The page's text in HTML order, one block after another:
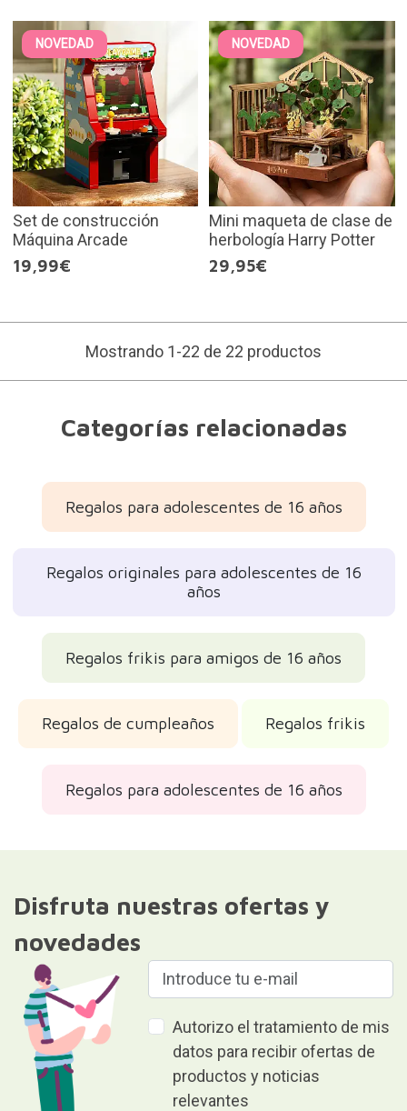
NOVEDAD
Set de construcción
Máquina Arcade
19,99€
NOVEDAD
Mini maqueta de clase de
herbología Harry Potter
29,95€
Mostrando 1-22 de 22 productos
Categorías relacionadas
Regalos para adolescentes de 16 años
Regalos originales para adolescentes de 16
años
Regalos frikis para amigos de 16 años
Regalos de cumpleaños Regalos frikis
Regalos para adolescentes de 16 años
Disfruta nuestras ofertas y
novedades
Autorizo el tratamiento de mis
datos para recibir ofertas de
productos y noticias
relevantes